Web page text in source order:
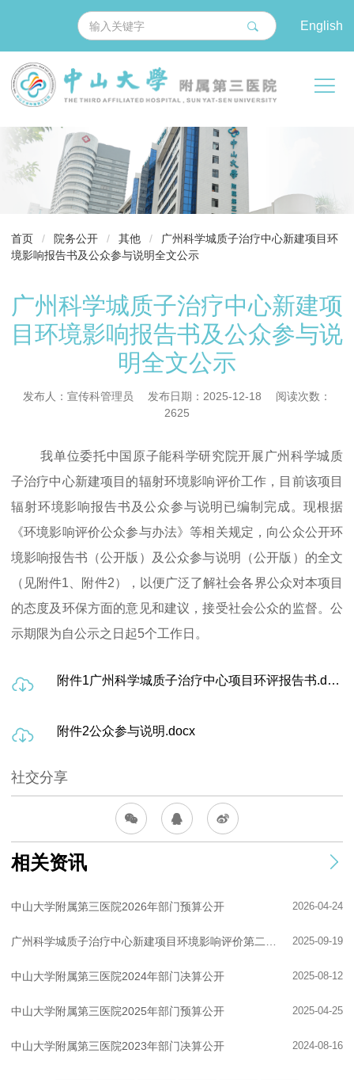
English
导
航
迹
首页 / 院务公开 / 其他 /
广州科学城质子治疗中心新建项目环
境影响报告书及公众参与说明全文公示
广州科学城质子治疗中心新建项
目环境影响报告书及公众参与说
明全文公示
发布人：宣传科管理员 发布日期：2025-12-18
阅读次数：
2625
我单位委托中国原子能科学研究院开展广州科学城质
子治疗中心新建项目的辐射环境影响评价工作，目前该项目
辐射环境影响报告书及公众参与说明已编制完成。现根据
《环境影响评价公众参与办法》等相关规定，向公众公开环
境影响报告书（公开版）及公众参与说明（公开版）的全文
（见附件1、附件2），以便广泛了解社会各界公众对本项目
的态度及环保方面的意见和建议，接受社会公众的监督。公
示期限为自公示之日起5个工作日。
附件1广州科学城质子治疗中心项目环评报告书.docx
附件2公众参与说明.docx
社交分享
相关资讯
2026-04-24
中山大学附属第三医院2026年部门预算公开
2025-09-19
2025-08-12
中山大学附属第三医院2024年部门决算公开
2025-04-25
中山大学附属第三医院2025年部门预算公开
2024-08-16
中山大学附属第三医院2023年部门决算公开